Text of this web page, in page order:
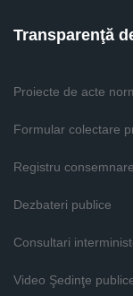
Transparenţă
Proiecte de acte
Formular colectare
Registru
Dezbateri publice
Consultari
Video Şedinţe